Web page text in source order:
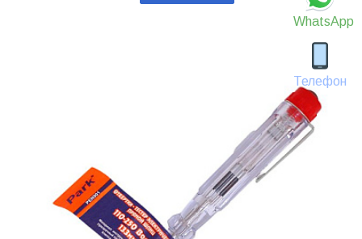
WhatsApp
Телефон